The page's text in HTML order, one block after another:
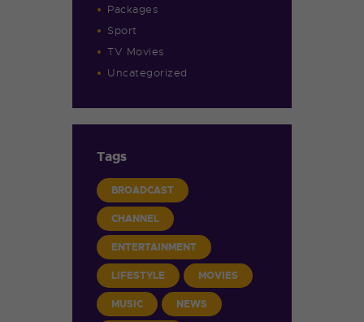
Packages
Sport
TV Movies
Uncategorized
Tags
BROADCAST
CHANNEL
ENTERTAINMENT
LIFESTYLE MOVIES
MUSIC NEWS